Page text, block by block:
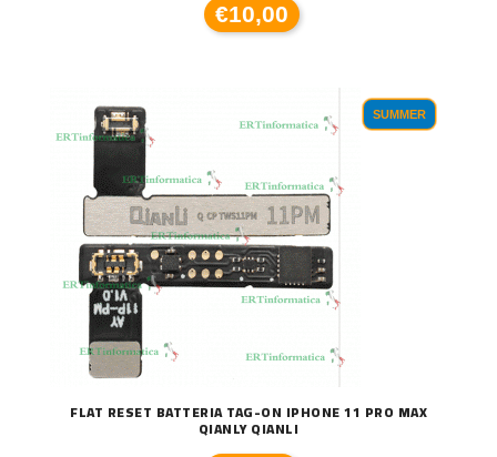
€10,00
SUMMER
FLAT RESET BATTERIA TAG-ON IPHONE 11 PRO MAX
QIANLY QIANLI